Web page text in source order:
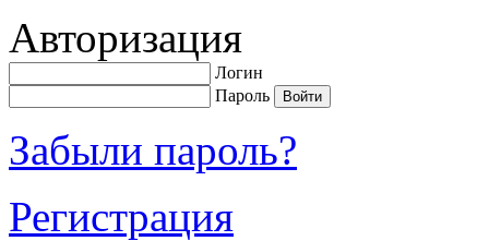
Авторизация
Логин
Пароль
Забыли пароль?
Регистрация